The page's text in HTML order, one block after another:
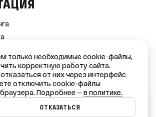
душевой лейки
Краснодар?
только необходимые cookie-файлы,
корректную работу сайта.
от них через интерфейс
отключить cookie-файлы
Подробнее — в политике.
ОТКАЗАТЬСЯ